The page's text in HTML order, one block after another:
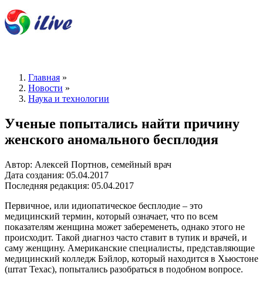
Главная »
Новости »
Наука и технологии
Ученые попытались найти причину
женского аномального бесплодия
Автор: Алексей Портнов, семейный врач
Дата создания: 05.04.2017
Последняя редакция: 05.04.2017
Первичное, или идиопатическое бесплодие – это
медицинский термин, который означает, что по всем
показателям женщина может забеременеть, однако этого не
происходит. Такой диагноз часто ставит в тупик и врачей, и
саму женщину. Американские специалисты, представляющие
медицинский колледж Бэйлор, который находится в Хьюстоне
(штат Техас), попытались разобраться в подобном вопросе.